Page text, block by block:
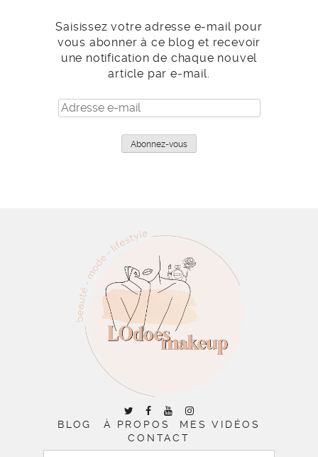
Saisissez votre adresse e-mail pour
vous abonner à ce blog et recevoir
une notification de chaque nouvel
article par e-mail.
Adresse
e-
Abonnez-vous
BLOG À PROPOS
MES VIDÉOS
CONTACT
RECHERCHER :